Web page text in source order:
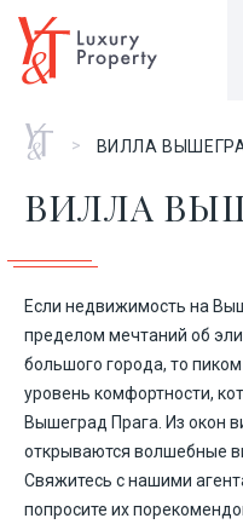
Главная
> ВИЛЛА
ВИЛЛА
Если недвижимость на
пределом мечтаний об
большого города, то
уровень комфортности,
Вышеград Прага. Из окон
открываются волшебные
Свяжитесь с нашими
попросите их